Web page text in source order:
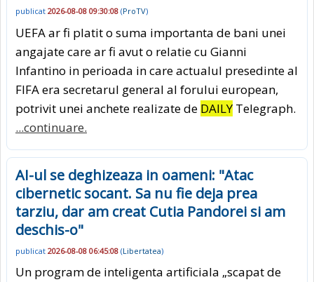
publicat 2026-08-08 09:30:08 (ProTV)
UEFA ar fi platit o suma importanta de bani unei
angajate care ar fi avut o relatie cu Gianni
Infantino in perioada in care actualul presedinte al
FIFA era secretarul general al forului european,
potrivit unei anchete realizate de DAILY Telegraph.
...continuare.
AI-ul se deghizeaza in oameni: "Atac
cibernetic socant. Sa nu fie deja prea
tarziu, dar am creat Cutia Pandorei si am
deschis-o"
publicat 2026-08-08 06:45:08 (Libertatea)
Un program de inteligenta artificiala „scapat de